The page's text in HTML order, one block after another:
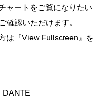
ャートをご覧になりたい
確認いただけます。
は『View Fullscreen』を
DANTE